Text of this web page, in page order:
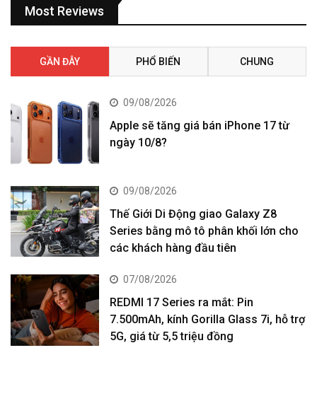
Most Reviews
GẦN ĐÂY PHỔ BIẾN CHUNG
09/08/2026
Apple sẽ tăng giá bán iPhone 17 từ
ngày 10/8?
09/08/2026
Thế Giới Di Động giao Galaxy Z8
Series bằng mô tô phân khối lớn cho
các khách hàng đầu tiên
07/08/2026
REDMI 17 Series ra mắt: Pin
7.500mAh, kính Gorilla Glass 7i, hỗ trợ
5G, giá từ 5,5 triệu đồng